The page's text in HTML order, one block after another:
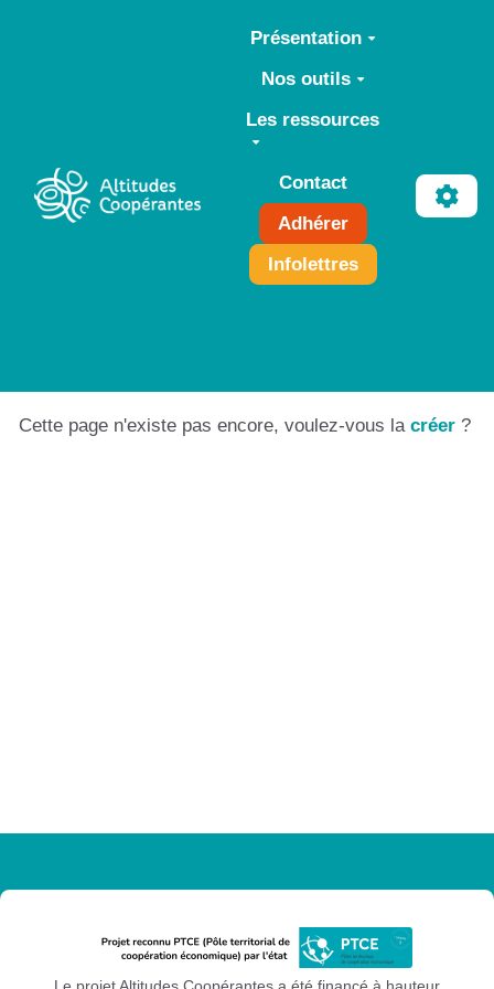
Aller au contenu principal
Présentation
Nos outils
Les ressources
Contact
Adhérer
Infolettres
Cette page n'existe pas encore, voulez-vous la créer ?